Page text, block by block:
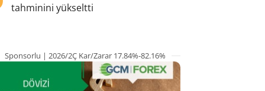
tahminini yükseltti
Sponsorlu | 2026/2Ç Kar/Zarar 17.84%-82.16%